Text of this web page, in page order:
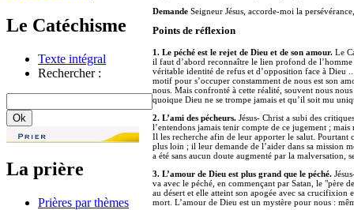
Le Catéchisme
Texte intégral
Rechercher :
La prière
Prières par thèmes
Demande Seigneur Jésus, accorde-moi la
Points de réflexion
1. Le péché est le rejet de Dieu et de son amour. Le
il faut d’abord reconnaître le lien profond de l’homme
véritable identité de refus et d’opposition face à Dieu
motif pour s’occuper constamment de nous est son
nous. Mais confronté à cette réalité, souvent nous
quoique Dieu ne se trompe jamais et qu’il soit mu
2. L’ami des pécheurs. Jésus- Christ a subi des
l’entendons jamais tenir compte de ce jugement ;
Il les recherche afin de leur apporter le salut. Pourtant
plus loin ; il leur demande de l’aider dans sa mission
a été sans aucun doute augmenté par la malversation,
3. L’amour de Dieu est plus grand que le péché.
va avec le péché, en commençant par Satan, le "père
au désert et elle atteint son apogée avec sa
mort. L’amour de Dieu est un mystère pour nous :